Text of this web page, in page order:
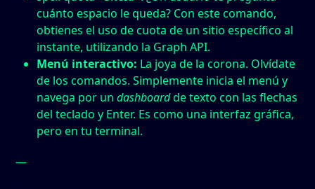
cuánto espacio le queda? Con este comando,
obtienes el uso de cuota de un sitio específico al
instante, utilizando la Graph API.
Menú interactivo: La joya de la corona. Olvídate
de los comandos. Simplemente inicia el menú y
navega por undashboardde texto con las flechas
del teclado y Enter. Es como una interfaz gráfica,
pero en tu terminal.
—